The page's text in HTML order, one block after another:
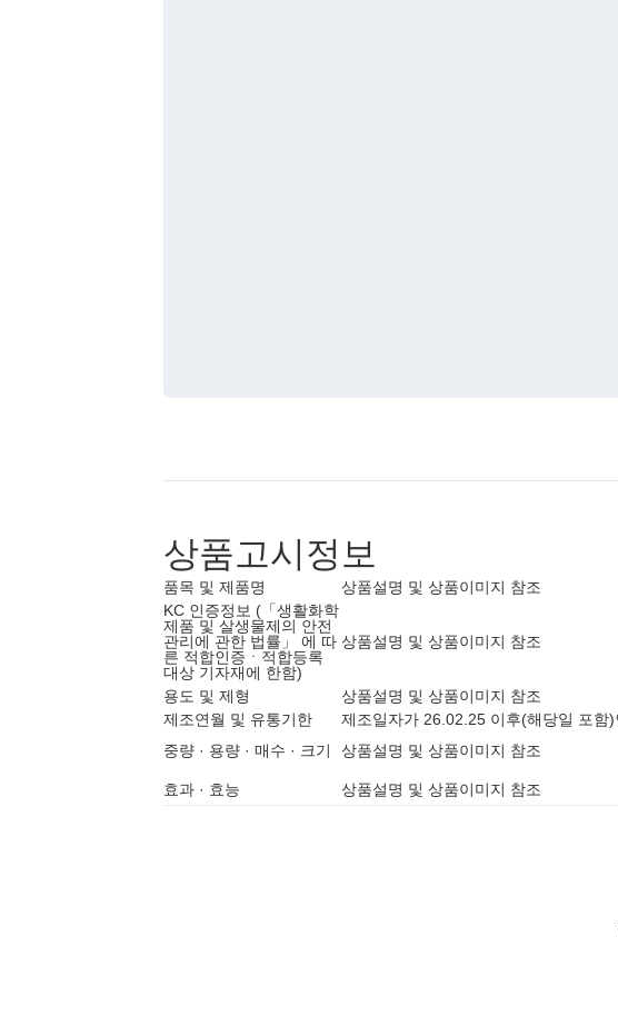
상품고시정보
품목 및 제품명 상품설명 및 상품이미지 참조
KC 인증정보 (「생활화학
제품 및 살생물제의 안전
관리에 관한 법률」 에 따
른 적합인증ㆍ적합등록
대상 기자재에 한함)
상품설명 및 상품이미지 참조
용도 및 제형 상품설명 및 상품이미지 참조
제조연월 및 유통기한
제조일자가 26.02.25 이후(해당일 포함)
중량 · 용량 · 매수 · 크기
상품설명 및 상품이미지 참조
효과 · 효능 상품설명 및 상품이미지 참조